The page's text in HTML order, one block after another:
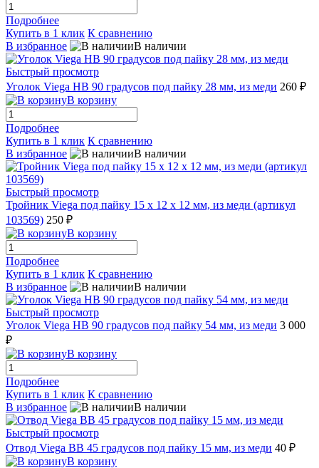
Подробнее
Купить в 1 клик К сравнению
В избранное
В наличии
Быстрый просмотр
Уголок Viega НВ 90 градусов под пайку 28 мм, из меди 260 ₽
В корзину
Подробнее
Купить в 1 клик К сравнению
В избранное
В наличии
Быстрый просмотр
Тройник Viega под пайку 15 x 12 x 12 мм, из меди (артикул
103569) 250 ₽
В корзину
Подробнее
Купить в 1 клик К сравнению
В избранное
В наличии
Быстрый просмотр
Уголок Viega НВ 90 градусов под пайку 54 мм, из меди 3 000
₽
В корзину
Подробнее
Купить в 1 клик К сравнению
В избранное
В наличии
Быстрый просмотр
Отвод Viega ВВ 45 градусов под пайку 15 мм, из меди 40 ₽
В корзину